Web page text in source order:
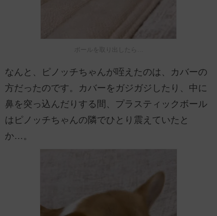
ボールを取り出したら…
なんと、ピノッチちゃんが咥えたのは、カバーの
方だったのです。カバーをガジガジしたり、中に
鼻を突っ込んだりする間、プラスティックボール
はピノッチちゃんの隣でひとり震えていたと
か…。